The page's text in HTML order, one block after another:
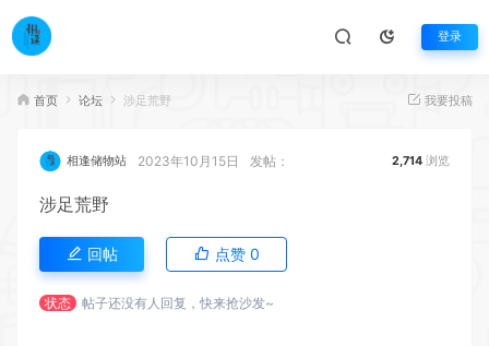
登录
首页 论坛 涉足荒野 我要投稿
相逢储物站 2023年10月15日 发帖： 2,714 浏览
涉足荒野
回帖 点赞 0
状态 帖子还没有人回复，快来抢沙发~